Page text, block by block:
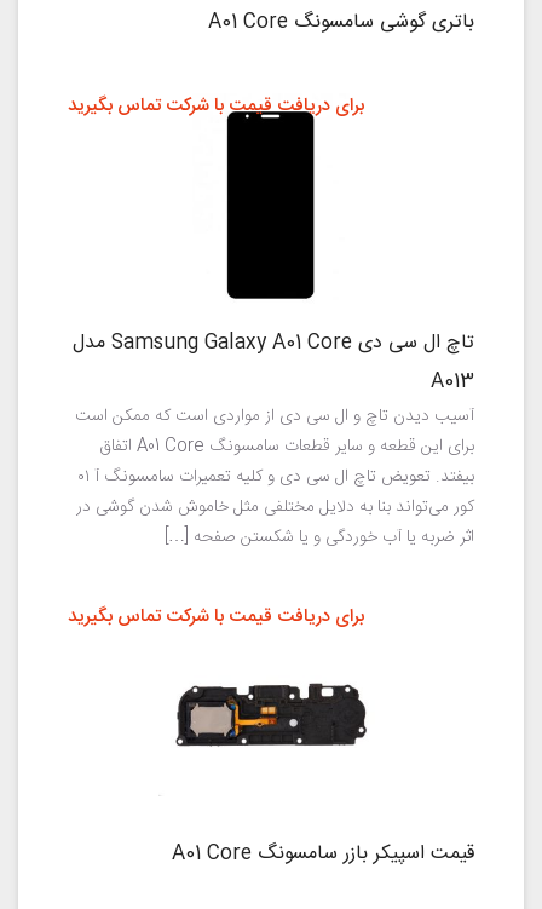
باتری گوشی سامسونگ A01 Core
تاچ ال سی دی Samsung Galaxy A01 Core مدل
A013
آسیب دیدن تاچ و ال سی دی از مواردی است که ممکن است
برای این قطعه و سایر قطعات سامسونگ A01 Core اتفاق
بیفتد. تعویض تاچ ال سی دی و کلیه تعمیرات سامسونگ آ ۰۱
کور می‌تواند بنا به دلایل مختلفی مثل خاموش شدن گوشی در
اثر ضربه یا آب خوردگی و یا شکستن صفحه […]
برای دریافت قیمت با شرکت تماس بگیرید
قیمت اسپیکر بازر سامسونگ A01 Core
برای دریافت قیمت با شرکت تماس بگیرید